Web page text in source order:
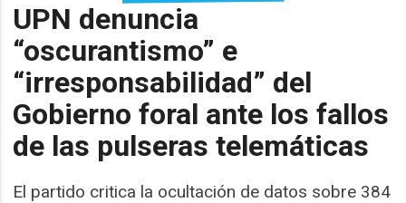
UPN denuncia
“oscurantismo” e
“irresponsabilidad” del
Gobierno foral ante los fallos
de las pulseras telemáticas
El partido critica la ocultación de datos sobre 384